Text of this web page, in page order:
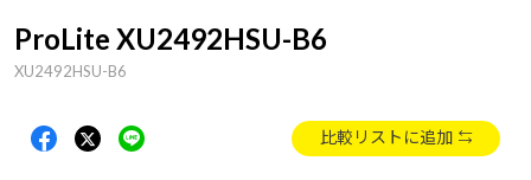
ProLite XU2492HSU-B6
XU2492HSU-B6
比較リストに追加